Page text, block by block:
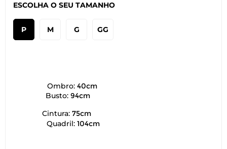
ESCOLHA O SEU TAMANHO
P M G GG
Ombro: 40cm
Busto: 94cm
Cintura: 75cm
Quadril: 104cm